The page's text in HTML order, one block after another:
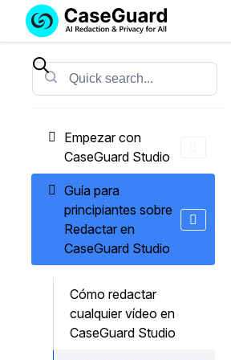
Servicios
CASEGUARD
SUS
necesidades
Empezar con
CaseGuard Studio
Guía para
principiantes sobre
Redactar en
CaseGuard Studio
Cómo redactar
cualquier vídeo en
CaseGuard Studio